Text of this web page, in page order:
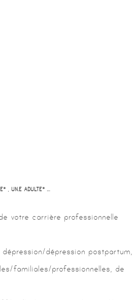
, UN.E ADULTE* …
votre carrière professionnelle
dépression postpartum,
familiales/professionnelles, de